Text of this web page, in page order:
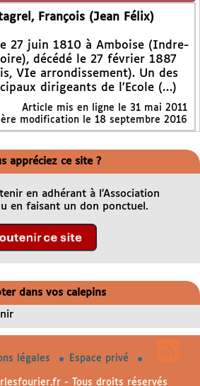
François (Jean Félix)
27 juin 1810 à Amboise (Indre-
décédé le 27 février 1887
VIe arrondissement). Un des
dirigeants de l’Ecole (…)
Article mis en ligne le 31 mai 2011
modification le 18 septembre 2016
appréciez ce site ?
en adhérant à l’Association
en faisant un don ponctuel.
dans vos calepins
légales Espace privé
- Tous droits réservés